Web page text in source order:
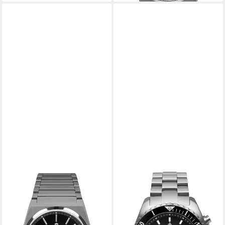
Solaruhr Space Control Solar
Power Reserve 4640M-3,
Herrenuhr, Datum,
Leuchtzeiger, Saphirglas,
Chronograph Glasbach Cup
4970M-3, Quarzuhr,
Herrenuhr, Datum,
Stoppfunktion, Saphirglas,